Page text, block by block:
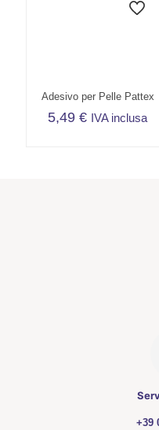
Adesivo per Pelle Pattex
5,49€ IVA inclusa
+39